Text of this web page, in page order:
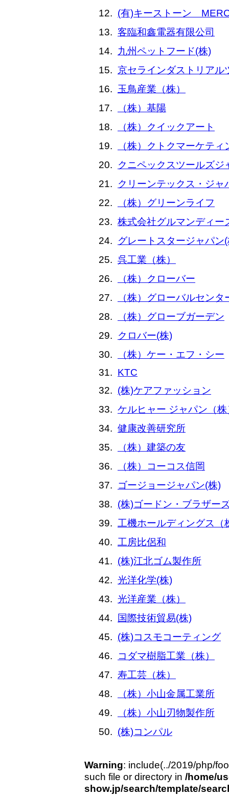
(有)キーストーン
客臨和鑫電器有限公司
九州ペットフード(株)
京セラインダストリアル
玉鳥産業（株）
（株）基陽
（株）クイックアート
（株）クトクマーケティ
クニペックスツールズジ
クリーンテックス・ジャ
（株）グリーンライフ
株式会社グルマンディー
グレートスタージャパン
呉工業（株）
（株）クローバー
（株）グローバルセンタ
（株）グローブガーデン
クロバー(株)
（株）ケー・エフ・シー
KTC
(株)ケアファッション
ケルヒャー ジャパン（株
健康改善研究所
（株）建築の友
（株）コーコス信岡
ゴージョージャパン(株)
(株)ゴードン・ブラザー
工機ホールディングス（
工房比侶和
(株)江北ゴム製作所
光洋化学(株)
光洋産業（株）
国際技術貿易(株)
(株)コスモコーティング
コダマ樹脂工業（株）
寿工芸（株）
（株）小山金属工業所
（株）小山刃物製作所
(株)コンパル
Warning: include(../2019/php/
such file or directory in /home/
show.jp/search/template/